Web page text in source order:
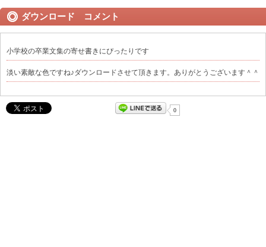
ダウンロード コメント
小学校の卒業文集の寄せ書きにぴったりです
淡い素敵な色ですね♪ダウンロードさせて頂きます。ありがとうございます＾＾
0